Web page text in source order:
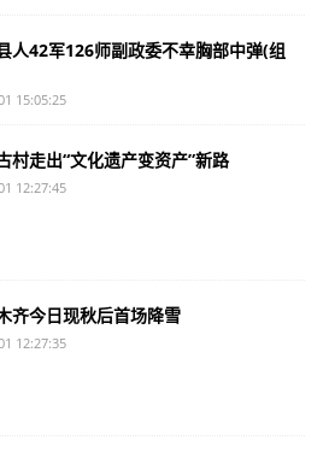
人42军126师副政委不幸胸部中弹(组
15:05:25
村走出“文化遗产变资产”新路
12:27:45
齐今日现秋后首场降雪
12:27:35